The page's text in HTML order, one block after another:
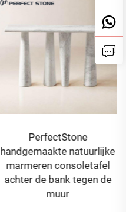
PerfectStone
handgemaakte natuurlijke
marmeren consoletafel
achter de bank tegen de
muur